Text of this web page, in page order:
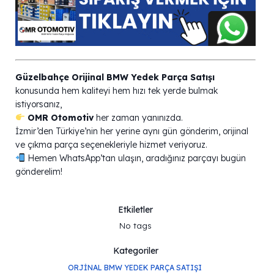
Güzelbahçe Orijinal BMW Yedek Parça Satışı
konusunda hem kaliteyi hem hızı tek yerde bulmak
istiyorsanız,
OMR Otomotivher zaman yanınızda.
İzmir’den Türkiye’nin her yerine aynı gün gönderim, orijinal
ve çıkma parça seçenekleriyle hizmet veriyoruz.
Hemen WhatsApp’tan ulaşın, aradığınız parçayı bugün
gönderelim!
Etkiletler
No tags
Kategoriler
ORJINAL BMW YEDEK PARÇA SATIŞI